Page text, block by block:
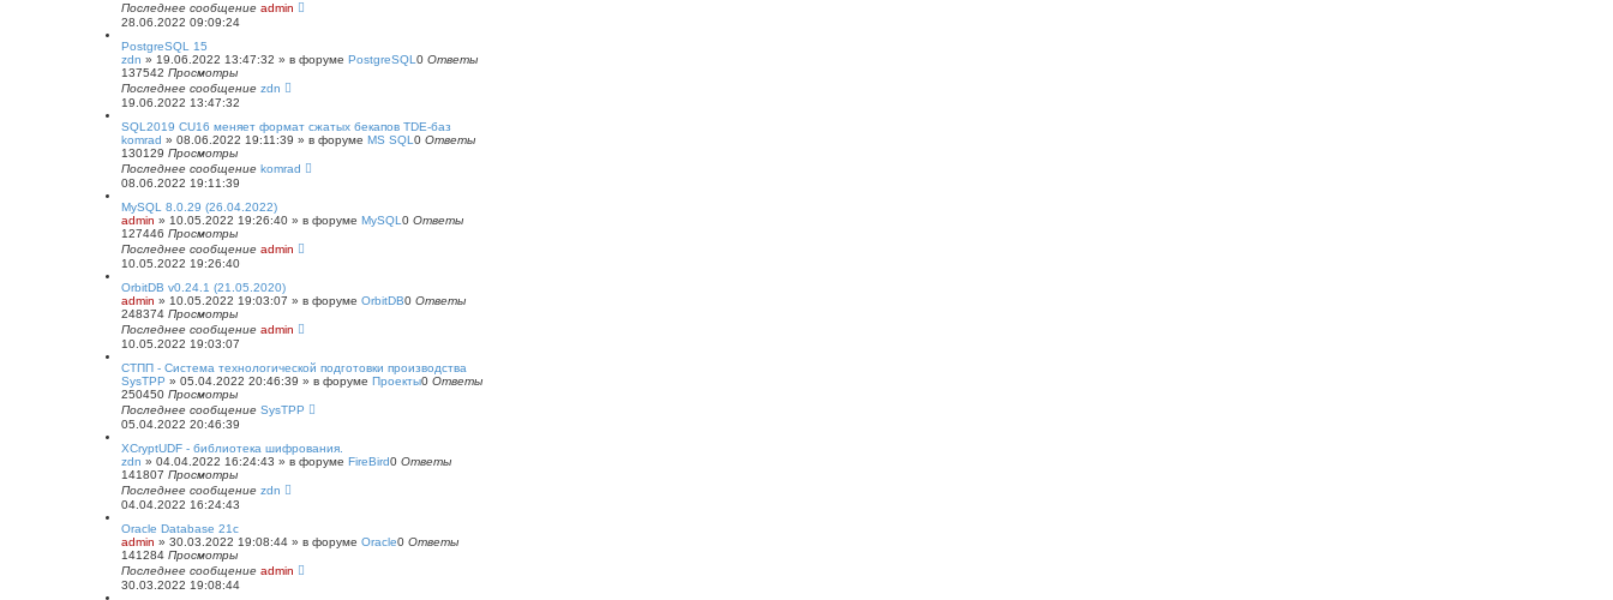
Последнее сообщение admin
28.06.2022 09:09:24
PostgreSQL 15
zdn » 19.06.2022 13:47:32 » в форуме PostgreSQL 0 Ответы
137542 Просмотры
Последнее сообщение zdn
19.06.2022 13:47:32
SQL2019 CU16 меняет формат сжатых бекапов TDE-баз
komrad » 08.06.2022 19:11:39 » в форуме MS SQL 0 Ответы
130129 Просмотры
Последнее сообщение komrad
08.06.2022 19:11:39
MySQL 8.0.29 (26.04.2022)
admin » 10.05.2022 19:26:40 » в форуме MySQL 0 Ответы
127446 Просмотры
Последнее сообщение admin
10.05.2022 19:26:40
OrbitDB v0.24.1 (21.05.2020)
admin » 10.05.2022 19:03:07 » в форуме OrbitDB0 Ответы
248374 Просмотры
Последнее сообщение admin
10.05.2022 19:03:07
СТПП - Система технологической подготовки производства
SysTPP » 05.04.2022 20:46:39 » в форуме Проекты0 Ответы
250450 Просмотры
Последнее сообщение SysTPP
05.04.2022 20:46:39
XCryptUDF - библиотека шифрования.
zdn » 04.04.2022 16:24:43 » в форуме FireBird0 Ответы
141807 Просмотры
Последнее сообщение zdn
04.04.2022 16:24:43
Oracle Database 21c
admin » 30.03.2022 19:08:44 » в форуме Oracle0 Ответы
141284 Просмотры
Последнее сообщение admin
30.03.2022 19:08:44